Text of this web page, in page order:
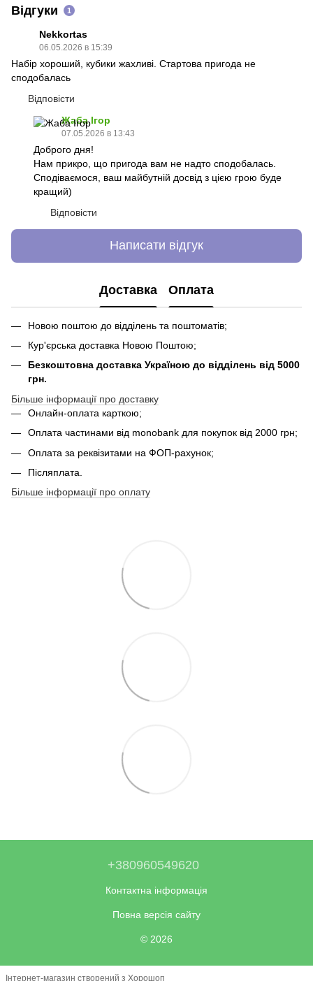
Відгуки 1
Nekkortas
06.05.2026 в 15:39
Набір хороший, кубики жахливі. Стартова пригода не
сподобалась
Відповісти
Жаба Ігор
07.05.2026 в 13:43
Доброго дня!
Нам прикро, що пригода вам не надто сподобалась.
Сподіваємося, ваш майбутній досвід з цією грою буде
кращий)
Відповісти
Написати відгук
Доставка Оплата
Новою поштою до відділень та поштоматів;
Кур'єрська доставка Новою Поштою;
Безкоштовна доставка Україною до відділень від 5000
грн.
Більше інформації про доставку
Онлайн-оплата карткою;
Оплата частинами від monobank для покупок від 2000 грн;
Оплата за реквізитами на ФОП-рахунок;
Післяплата.
Більше інформації про оплату
+380960549620
Контактна інформація
Повна версія сайту
© 2026
Інтернет-магазин створений з Хорошоп